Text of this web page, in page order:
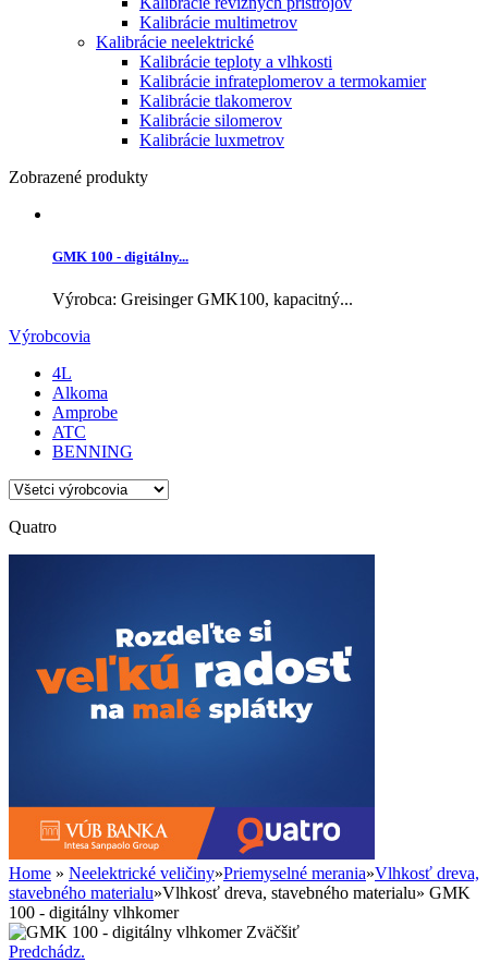
Kalibrácie multimetrov
Kalibrácie neelektrické
Kalibrácie teploty a vlhkosti
Kalibrácie infrateplomerov a termokamier
Kalibrácie tlakomerov
Kalibrácie silomerov
Kalibrácie luxmetrov
Zobrazené produkty
GMK 100 - digitálny...
Výrobca: Greisinger GMK100, kapacitný...
Výrobcovia
4L
Alkoma
Amprobe
ATC
BENNING
Quatro
Home » Neelektrické veličiny»Priemyselné merania»Vlhkosť dreva,
stavebného materialu»Vlhkosť dreva, stavebného materialu» GMK
100 - digitálny vlhkomer
Zväčšiť
Predchádz.